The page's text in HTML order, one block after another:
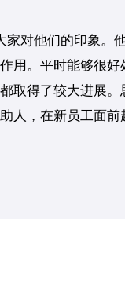
家对他们的印象。
用。平时能够很好
取得了较大进展。
人，在新员工面前